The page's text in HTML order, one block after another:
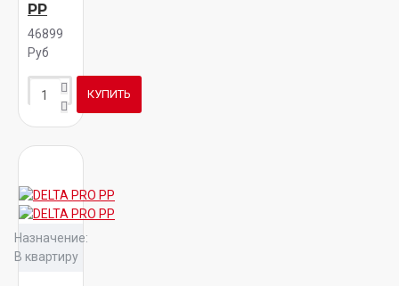
PP
46899
Руб
КУПИТЬ
Назначение:
В квартиру